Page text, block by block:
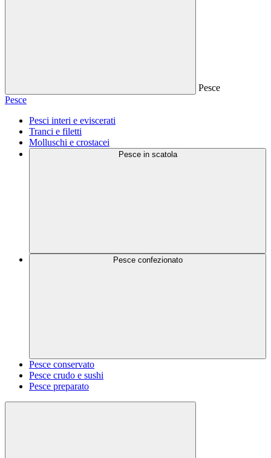
Pesce
Pesce
Pesci interi e eviscerati
Tranci e filetti
Molluschi e crostacei
Pesce in scatola
Pesce confezionato
Pesce conservato
Pesce crudo e sushi
Pesce preparato